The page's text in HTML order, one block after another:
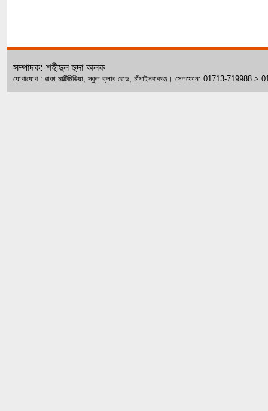
সম্পাদক: শহীদুল হুদা অলক
যোগাযোগ : রাকা মাল্টিমিডিয়া, স্কুল ক্লাব রোড, চাঁপাইনবাবগঞ্জ। সেলফোন: 01713-